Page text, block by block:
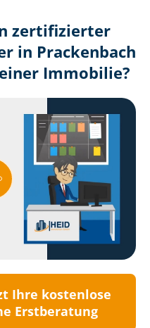
zertifizierter
in Prackenbach
Immobilie?
Ihre kostenlose
Erstberatung